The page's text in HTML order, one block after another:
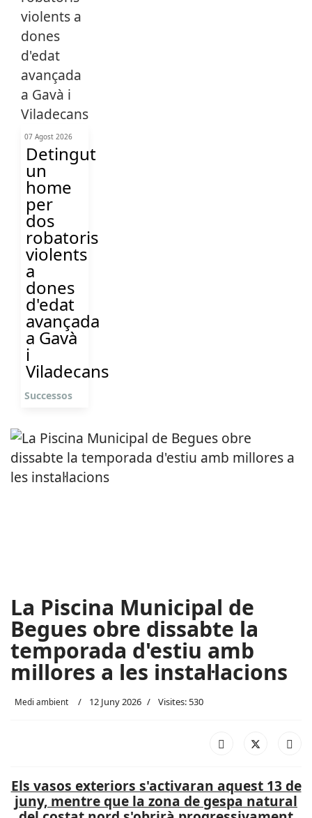
07 Agost 2026
Detingut
un
home
per
dos
robatoris
violents
a
dones
d'edat
avançada
a Gavà
i
Viladecans
Successos
La Piscina Municipal de
Begues obre dissabte la
temporada d'estiu amb
millores a les instal·lacions
Medi ambient 12 Juny 2026 Visites: 530
Els vasos exteriors s'activaran aquest 13 de
juny, mentre que la zona de gespa natural